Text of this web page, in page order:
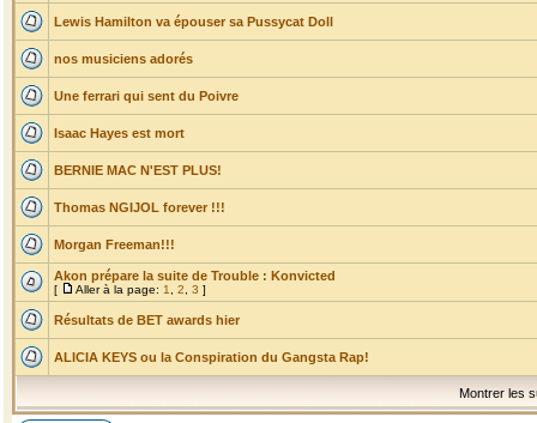
Lewis Hamilton va épouser sa Pussycat Doll
nos musiciens adorés
Une ferrari qui sent du Poivre
Isaac Hayes est mort
BERNIE MAC N'EST PLUS!
Thomas NGIJOL forever !!!
Morgan Freeman!!!
Akon prépare la suite de Trouble : Konvicted
[ Aller à la page: 1 2 3 ]
Résultats de BET awards hier
ALICIA KEYS ou la Conspiration du Gangsta Rap!
Montrer les